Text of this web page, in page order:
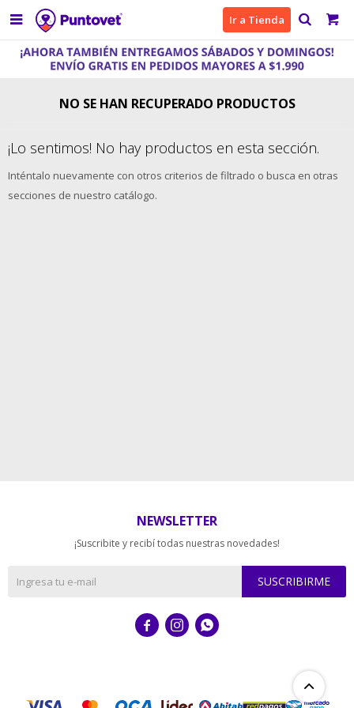
 Ir a Tienda
NO SE HAN RECUPERADO PRODUCTOS
¡Lo sentimos! No hay productos en esta sección.
Inténtalo nuevamente con otros criterios de filtrado o busca en otras
secciones de nuestro catálogo.
NEWSLETTER
¡Suscribite y recibí todas nuestras novedades!
SUSCRIBIRME
  